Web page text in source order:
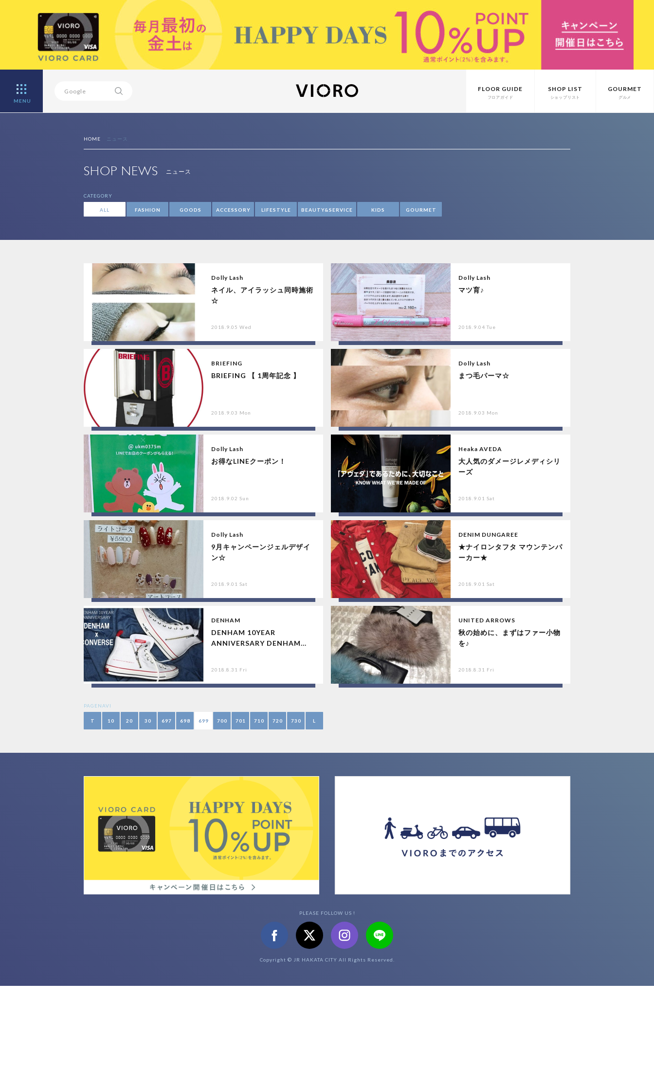
MENU
FLOOR GUIDE
フロアガイド
SHOP LIST
ショップリスト
GOURMET
グルメ
HOME ニュース
SHOP NEWS ニュース
CATEGORY
ALL FASHION GOODS ACCESSORY LIFESTYLE BEAUTY&SERVICE KIDS GOURMET
Dolly Lash
ネイル、アイラッシュ同時施術
☆
2018.9.05 Wed
Dolly Lash
マツ育♪
2018.9.04 Tue
BRIEFING
BRIEFING 【 1周年記念 】
2018.9.03 Mon
Dolly Lash
まつ毛パーマ☆
2018.9.03 Mon
Dolly Lash
お得なLINEクーポン！
2018.9.02 Sun
Heaka AVEDA
大人気のダメージレメディシリ
ーズ
2018.9.01 Sat
Dolly Lash
9月キャンペーンジェルデザイ
ン☆
2018.9.01 Sat
DENIM DUNGAREE
★ナイロンタフタ マウンテンパ
ーカー★
2018.9.01 Sat
DENHAM
DENHAM 10YEAR
ANNIVERSARY DENHAM...
2018.8.31 Fri
UNITED ARROWS
秋の始めに、まずはファー小物
を♪
2018.8.31 Fri
PAGENAVI
T 10 20 30 697 698 699 700 701 710 720 730 L
PLEASE FOLLOW US !
Copyright © JR HAKATA CITY All Rights Reserved.